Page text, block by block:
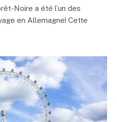
Noire a été l’un des
en Allemagne! Cette